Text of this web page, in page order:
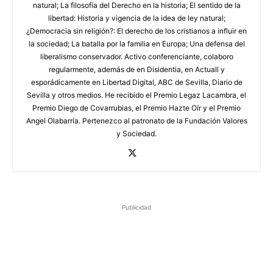
natural; La filosofía del Derecho en la historia; El sentido de la
libertad: Historia y vigencia de la idea de ley natural;
¿Democracia sin religión?: El derecho de los cristianos a influir en
la sociedad; La batalla por la familia en Europa; Una defensa del
liberalismo conservador. Activo conferenciante, colaboro
regularmente, además de en Disidentia, en Actuall y
esporádicamente en Libertad Digital, ABC de Sevilla, Diario de
Sevilla y otros medios. He recibido el Premio Legaz Lacambra, el
Premio Diego de Covarrubias, el Premio Hazte Oír y el Premio
Angel Olabarría. Pertenezco al patronato de la Fundación Valores
y Sociedad.
Publicidad